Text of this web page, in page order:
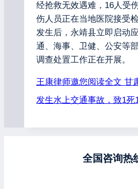
经抢救无效遇难，16人受
伤人员正在当地医院接受
发生后，永靖县立即启动
通、海事、卫健、公安等
调查处置工作正在开展。
王康律师邀您阅读全文 甘
发生水上交通事故，致1死
全国咨询热